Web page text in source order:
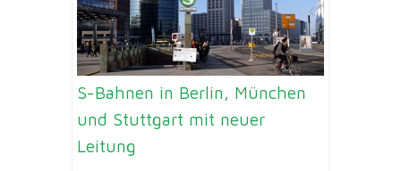
S-Bahnen in Berlin, München
und Stuttgart mit neuer
Leitung